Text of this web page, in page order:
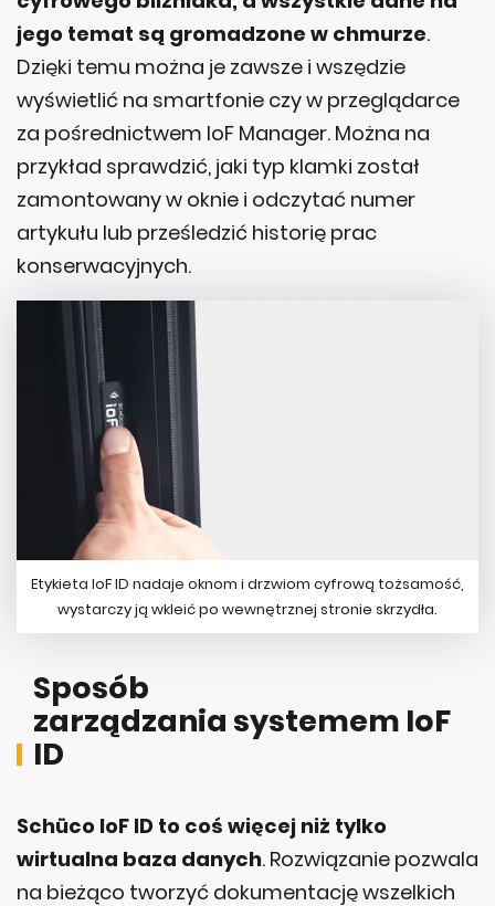
jego temat są gromadzone w chmurze.
Dzięki temu można je zawsze i wszędzie
wyświetlić na smartfonie czy w przeglądarce
za pośrednictwem IoF Manager. Można na
przykład sprawdzić, jaki typ klamki został
zamontowany w oknie i odczytać numer
artykułu lub prześledzić historię prac
konserwacyjnych.
Etykieta IoF ID nadaje oknom i drzwiom cyfrową tożsamość,
wystarczy ją wkleić po wewnętrznej stronie skrzydła.
Sposób
zarządzania systemem IoF
ID
Schüco IoF ID to coś więcej niż tylko
wirtualna baza danych. Rozwiązanie pozwala
na bieżąco tworzyć dokumentację wszelkich